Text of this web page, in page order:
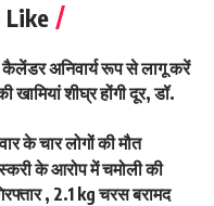
Like
अनिवार्य रूप से लागू करें
खामियां शीघ्र होंगी दूर, डॉ.
के चार लोगों की मौत
के आरोप में चमोली की
, 2.1 kg चरस बरामद